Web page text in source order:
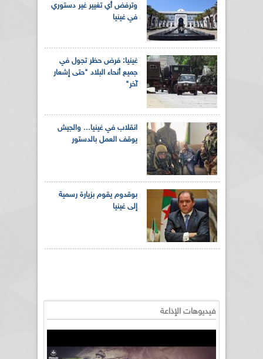
وترفض أي تغيير غير دستوري
في غينيا
غينيا: فرض حظر تجول في
جميع أنحاء البلاد "حتى إشعار
آخر"
انقلاب في غينيا... والجيش
يوقف العمل بالدستور
بوقدوم يقوم بزيارة رسمية
إلى غينيا
فيديوهات الإذاعة